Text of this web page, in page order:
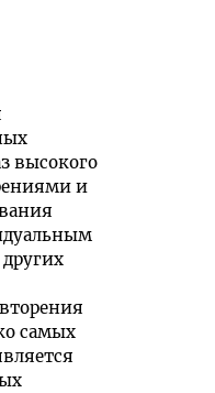
высокого
и
самых